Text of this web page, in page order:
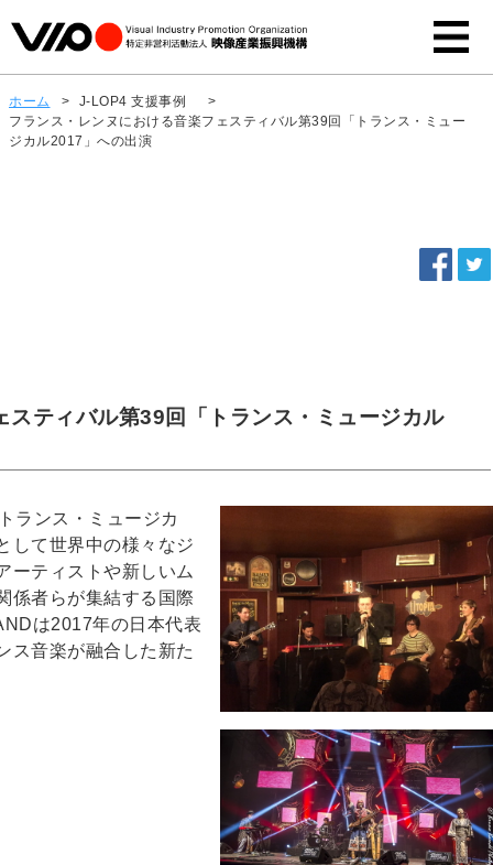
ホーム > J-LOP4 支援事例
>
フランス・レンヌにおける音楽フェスティバル第39回「トランス・ミュー
ジカル2017」への出演
ティバル第39回「トランス・ミュージカル
ランス・ミュージカ
して世界中の様々なジ
ーティストや新しいム
係者らが集結する国際
は2017年の日本代表
ス音楽が融合した新た